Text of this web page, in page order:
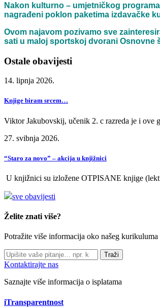
Nakon kulturno – umjetničkog
nagrađeni poklon paketima izdavačke
Ovom najavom pozivamo sve
sati u maloj sportskoj dvorani Osnovne
Ostale obavijesti
14. lipnja 2026.
Knjige biram srcem…
Viktor Jakubovskij, učenik 2. c razreda je i
27. svibnja 2026.
“Staro za novo” – akcija u knjižnici
U knjižnici su izložene OTPISANE knjige
sve obavijesti
Želite znati više?
Potražite više informacija oko našeg
Traži
Kontaktirajte nas
Saznajte više informacija o isplatama
iTransparentnost